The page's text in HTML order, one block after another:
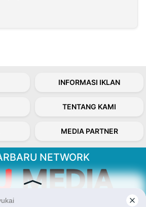
INFORMASI IKLAN
TENTANG KAMI
MEDIA PARTNER
NETWORK